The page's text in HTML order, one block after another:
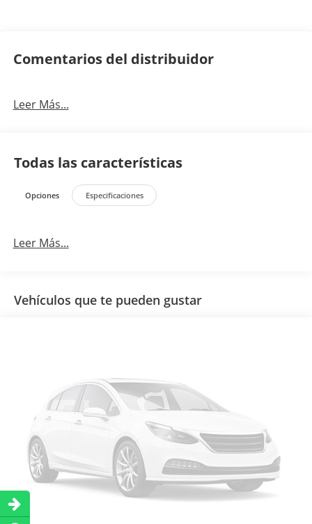
Comentarios del distribuidor
Leer Más...
Todas las características
Opciones Especificaciones
Leer Más...
Vehículos que te pueden gustar